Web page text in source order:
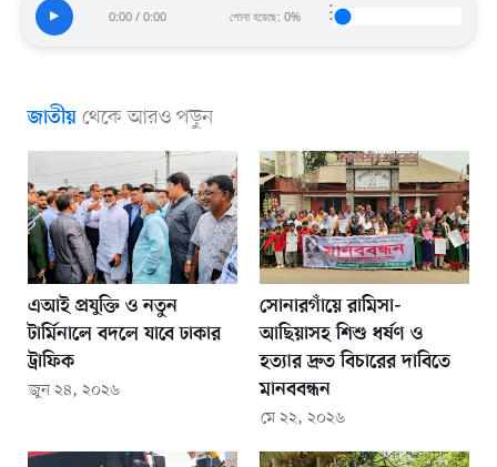
▶ 0:00 / 0:00 শোনা হয়েছে: 0% ⋮
জাতীয় থেকে আরও পড়ুন
এআই প্রযুক্তি ও নতুন
টার্মিনালে বদলে যাবে ঢাকার
ট্রাফিক
জুন ২৪, ২০২৬
সোনারগাঁয়ে রামিসা-
আছিয়াসহ শিশু ধর্ষণ ও
হত্যার দ্রুত বিচারের দাবিতে
মানববন্ধন
মে ২২, ২০২৬